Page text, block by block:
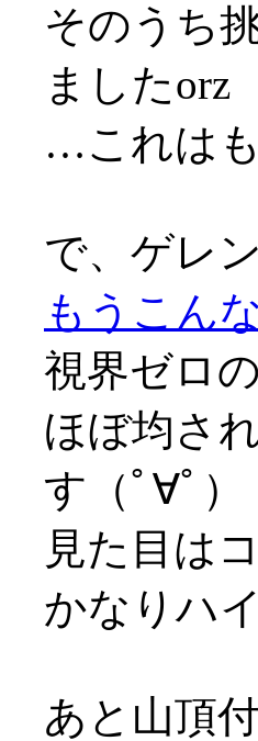
そのうち
ましたorz
…これは
で、ゲレ
もうこん
視界ゼロ
ほぼ均さ
す（ﾟ∀ﾟ）
見た目は
かなりハ
あと山頂